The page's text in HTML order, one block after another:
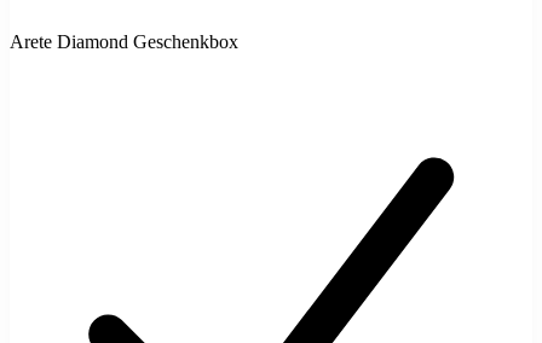
Arete Diamond Geschenkbox